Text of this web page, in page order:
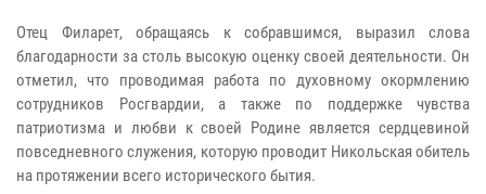
Отец Филарет, обращаясь к собравшимся, выразил слова
благодарности за столь высокую оценку своей деятельности. Он
отметил, что проводимая работа по духовному окормлению
сотрудников Росгвардии, а также по поддержке чувства
патриотизма и любви к своей Родине является сердцевиной
повседневного служения, которую проводит Никольская обитель
на протяжении всего исторического бытия.